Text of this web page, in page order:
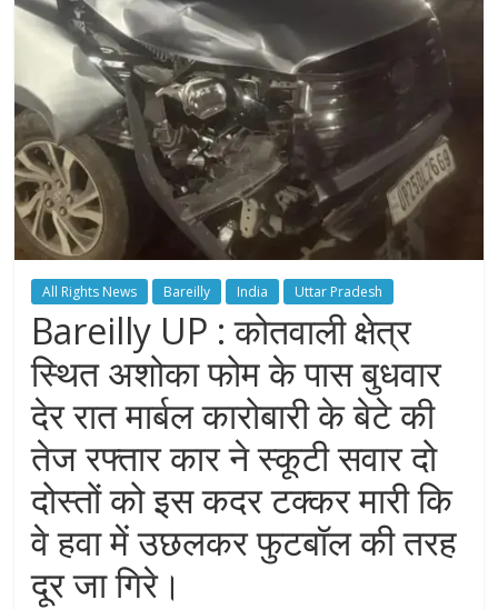
All Rights News Bareilly India Uttar Pradesh
Bareilly UP : कोतवाली क्षेत्र
स्थित अशोका फोम के पास बुधवार
देर रात मार्बल कारोबारी के बेटे की
तेज रफ्तार कार ने स्कूटी सवार दो
दोस्तों को इस कदर टक्कर मारी कि
वे हवा में उछलकर फुटबॉल की तरह
दूर जा गिरे।